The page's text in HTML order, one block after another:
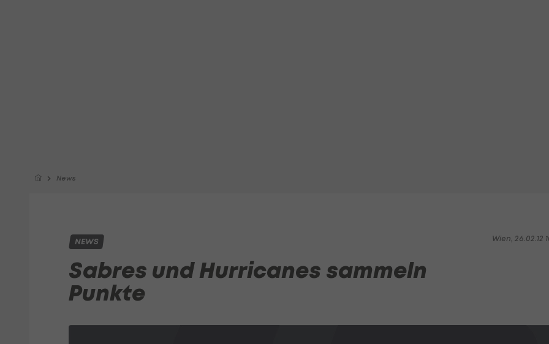
News
Wien, 26.02.12
NEWS
Sabres und Hurricanes sammeln
Punkte